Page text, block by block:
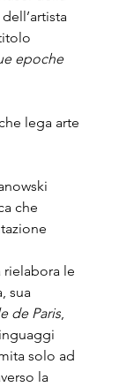
epoche
lega arte
che
rielabora le
sua
de Paris,
solo ad
la